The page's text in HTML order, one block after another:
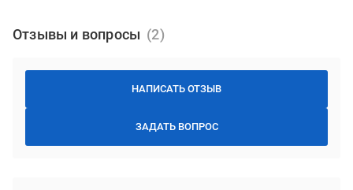
Отзывы и вопросы
НАПИСАТЬ ОТЗЫВ
ЗАДАТЬ ВОПРОС